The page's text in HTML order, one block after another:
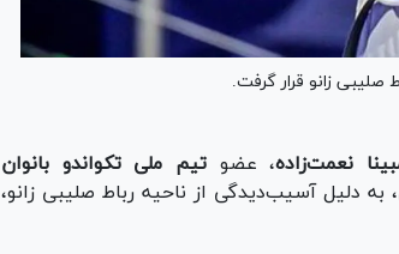
صلیبی زانو قرار گرفت.
نعمت‌زاده، عضوتیم ملی تکواندو بانوان
دلیل آسیب‌دیدگی از ناحیه رباط صلیبی زانو،